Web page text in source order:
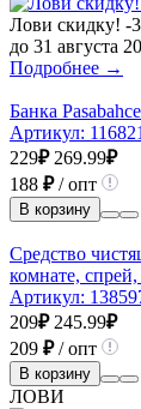
Лови скидку! -
до 31 августа
Подробнее →
Банка
Артикул: 116821
229₽ 269.99₽
188 ₽/ опт
В корзину
Средство
комнате,
Артикул:
209₽ 245.99₽
209 ₽/ опт
В корзину
ЛОВИ